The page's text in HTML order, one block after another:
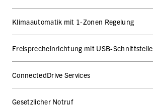
Klimaautomatik mit 1-Zonen Regelung
Freisprecheinrichtung mit USB-Schnittstelle
ConnectedDrive Services
Gesetzlicher Notruf